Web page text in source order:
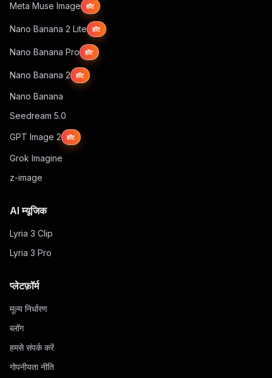
Meta Muse Image हॉट
Nano Banana 2 Lite हॉट
Nano Banana Pro हॉट
Nano Banana 2 हॉट
Nano Banana
Seedream 5.0
GPT Image 2 हॉट
Grok Imagine
z-image
AI म्यूजिक
Lyria 3 Clip
Lyria 3 Pro
प्लेटफ़ॉर्म
मूल्य निर्धारण
ब्लॉग
हमसे संपर्क करें
गोपनीयता नीति